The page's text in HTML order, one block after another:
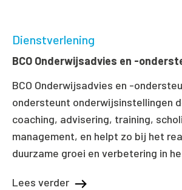
Dienstverlening
BCO Onderwijsadvies en -
BCO Onderwijsadvies en -
ondersteunt onderwijsinstellingen
coaching, advisering, training,
management, en helpt zo bij het
duurzame groei en verbetering in
Lees verder